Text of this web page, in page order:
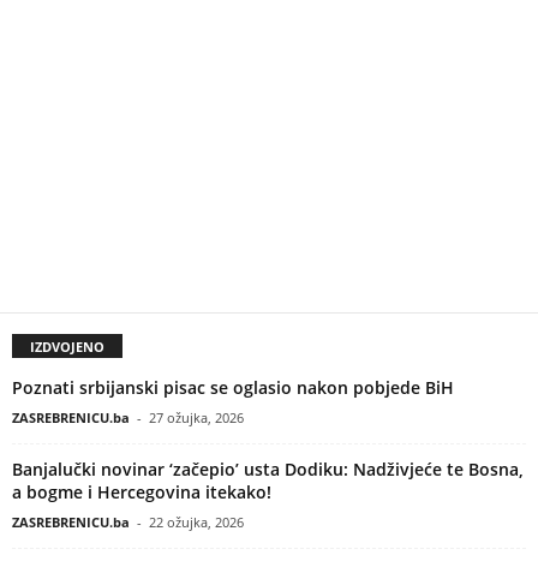
IZDVOJENO
Poznati srbijanski pisac se oglasio nakon pobjede BiH
ZASREBRENICU.ba - 27 ožujka, 2026
Banjalučki novinar ‘začepio’ usta Dodiku: Nadživjeće te Bosna,
a bogme i Hercegovina itekako!
ZASREBRENICU.ba - 22 ožujka, 2026